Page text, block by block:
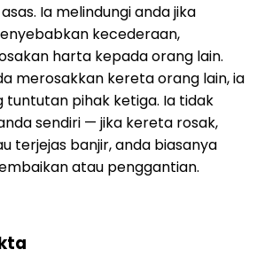
Ia melindungi anda jika
kecederaan,
harta kepada orang lain.
merosakkan kereta orang lain, ia
tuntutan pihak ketiga. Ia tidak
sendiri — jika kereta rosak,
terjejas banjir, anda biasanya
atau penggantian.